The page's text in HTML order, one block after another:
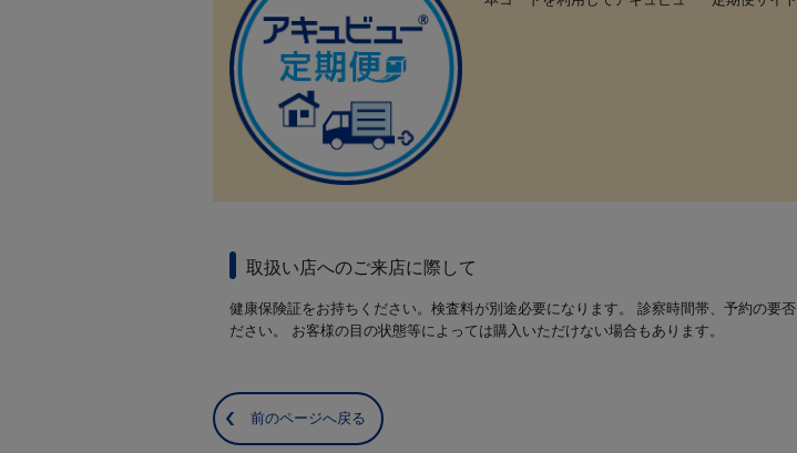
取扱い店へのご来店に際して
健康保険証をお持ちください。検査料が別途必要になります。 診察時間帯、予約の要
ださい。 お客様の目の状態等によっては購入いただけない場合もあります。
前のページへ戻る